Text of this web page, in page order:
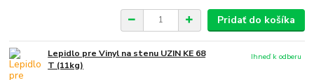
Pridať do košíka
Lepidlo pre Vinyl na stenu UZIN KE 68
T (11kg)
Ihneď k odberu